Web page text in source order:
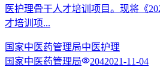
医护理骨干人才培训项目。现将《
才培训项...
国家中医药管理局中医护理
国家中医药管理局
2042021-11-04